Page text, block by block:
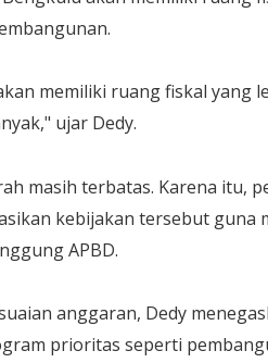
memiliki ruang fiskal yang
ujar Dedy.
masih terbatas. Karena itu,
kebijakan tersebut guna
APBD.
anggaran, Dedy
prioritas seperti